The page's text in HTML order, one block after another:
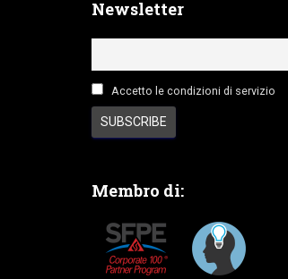
Newsletter
Accetto le condizioni di servizio
Membro di: